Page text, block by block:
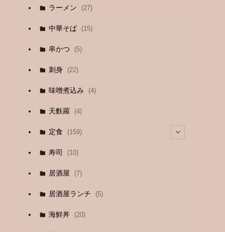
ラーメン (27)
中華そば (15)
串かつ (5)
刺身 (22)
味噌煮込み (4)
天麩羅 (4)
定食 (159)
(4)
(9)
(3)
寿司 (10)
居酒屋 (7)
居酒屋ランチ (5)
海鮮丼 (20)